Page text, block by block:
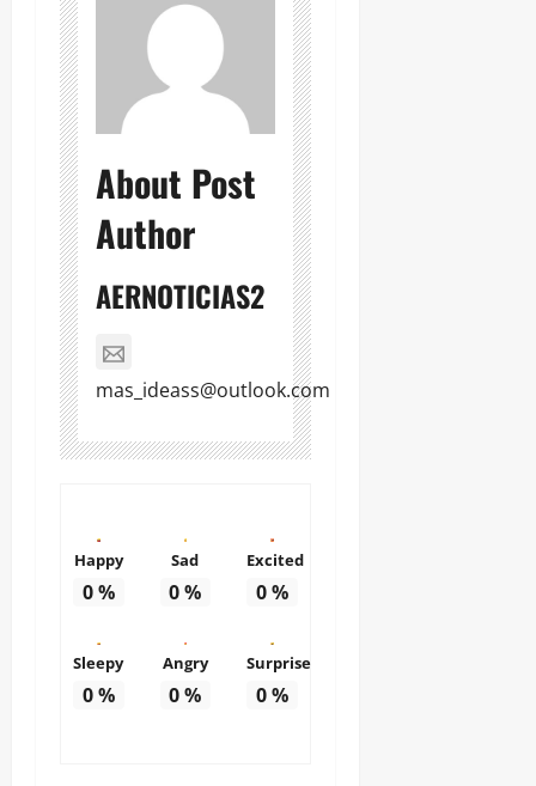
About Post
Author
AERNOTICIAS2
mas_ideass@outlook.com
Happy
0%
Sad
0%
Excited
0%
Sleepy
0%
Angry
0%
Surprise
0%